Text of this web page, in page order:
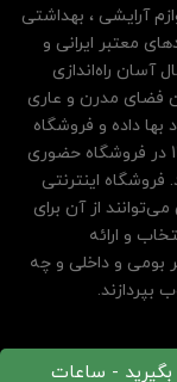
02177535498 تماس بگیرید - ساعات
آرایشی ، بهداشتی
معتبر ایرانی و
آسان راه‌اندازی
فضای مدرن و عاری
داده و فروشگاه
اینترنتی خود را بر پایه سال‌ها تجربه از سال 1395 در فروشگاه حضوری
اینترنتی
از آن‌ برای
و ارائه
بومی و داخلی و چه
بپردازند.